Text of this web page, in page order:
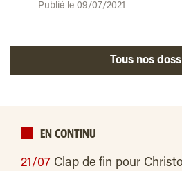
Publié le 09/07/2021
Tous nos
EN CONTINU
21/07 Clap de fin pour